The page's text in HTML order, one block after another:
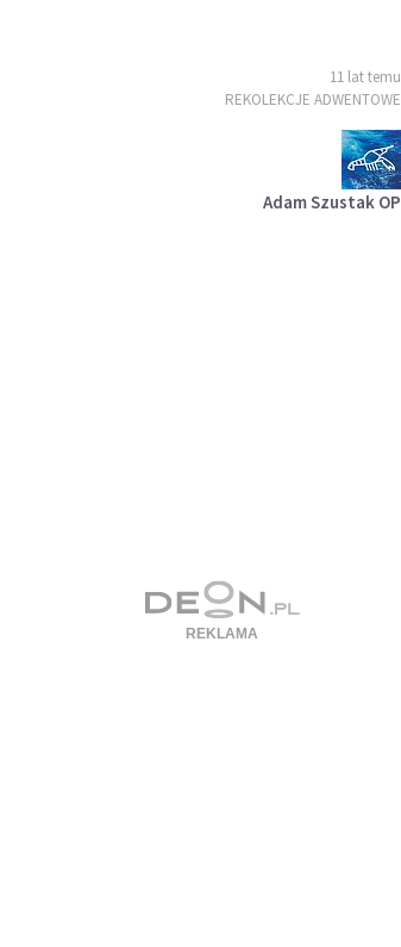
11 lat temu
REKOLEKCJE ADWENTOWE
Adam Szustak OP